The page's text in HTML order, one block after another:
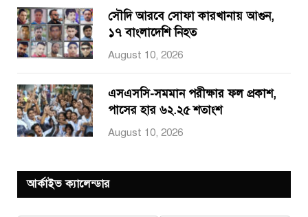
সৌদি আরবে সোফা কারখানায় আগুন,
১৭ বাংলাদেশি নিহত
August 10, 2026
এসএসসি-সমমান পরীক্ষার ফল প্রকাশ,
পাসের হার ৬২.২৫ শতাংশ
August 10, 2026
আর্কাইভ ক্যালেন্ডার